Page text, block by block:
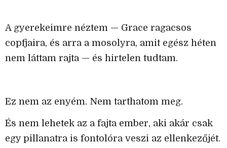
A gyerekeimre néztem — Grace ragacsos
copfjaira, és arra a mosolyra, amit egész héten
nem láttam rajta — és hirtelen tudtam.
Ez nem az enyém. Nem tarthatom meg.
És nem lehetek az a fajta ember, aki akár csak
egy pillanatra is fontolóra veszi az ellenkezőjét.